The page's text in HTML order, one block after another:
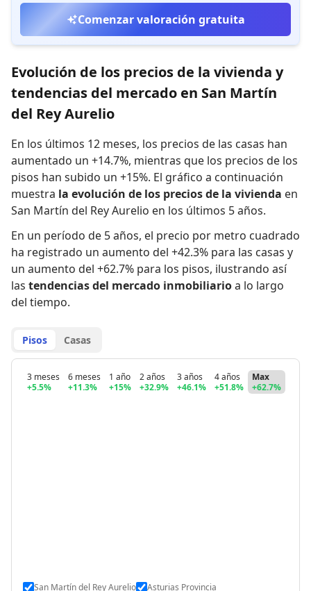
Comenzar valoración gratuita
Evolución de los precios de la vivienda y
tendencias del mercado en San Martín
del Rey Aurelio
En los últimos 12 meses, los precios de las casas han
aumentado un +14.7%, mientras que los precios de los
pisos han subido un +15%. El gráfico a continuación
muestra la evolución de los precios de la vivienda en
San Martín del Rey Aurelio en los últimos 5 años.
En un período de 5 años, el precio por metro cuadrado
ha registrado un aumento del +42.3% para las casas y
un aumento del +62.7% para los pisos, ilustrando así
las tendencias del mercado inmobiliarioa lo largo
del tiempo.
Pisos Casas
3 meses
+5.5%
6 meses
+11.3%
1 año
+15%
2 años
+32.9%
3 años
+46.1%
4 años
+51.8%
Max
+62.7%
San Martín del Rey Aurelio Asturias Provincia